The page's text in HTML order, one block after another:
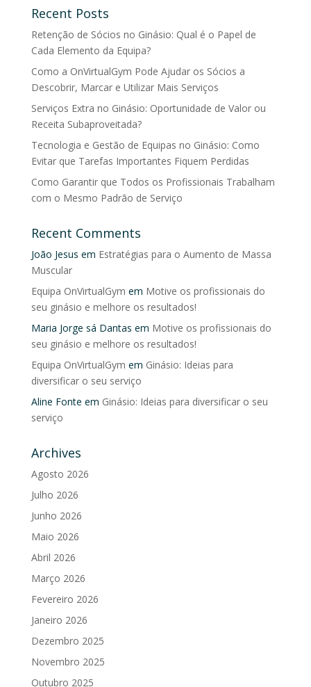
Recent Posts
Retenção de Sócios no Ginásio: Qual é o Papel de
Cada Elemento da Equipa?
Como a OnVirtualGym Pode Ajudar os Sócios a
Descobrir, Marcar e Utilizar Mais Serviços
Serviços Extra no Ginásio: Oportunidade de Valor ou
Receita Subaproveitada?
Tecnologia e Gestão de Equipas no Ginásio: Como
Evitar que Tarefas Importantes Fiquem Perdidas
Como Garantir que Todos os Profissionais Trabalham
com o Mesmo Padrão de Serviço
Recent Comments
João Jesus em Estratégias para o Aumento de Massa
Muscular
Equipa OnVirtualGym em Motive os profissionais do
seu ginásio e melhore os resultados!
Maria Jorge sá Dantas em Motive os profissionais do
seu ginásio e melhore os resultados!
Equipa OnVirtualGym em Ginásio: Ideias para
diversificar o seu serviço
Aline Fonte em Ginásio: Ideias para diversificar o seu
serviço
Archives
Agosto 2026
Julho 2026
Junho 2026
Maio 2026
Abril 2026
Março 2026
Fevereiro 2026
Janeiro 2026
Dezembro 2025
Novembro 2025
Outubro 2025